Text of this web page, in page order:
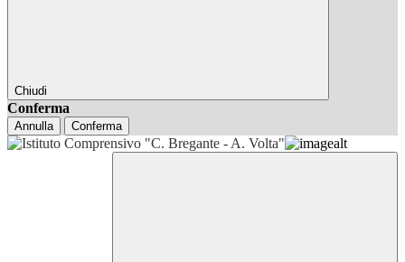
Chiudi
Conferma
Annulla Conferma